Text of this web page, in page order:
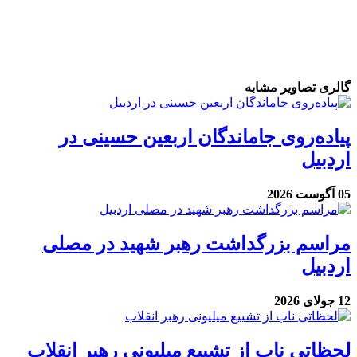
گالری تصاویر مشابه
پیاده‌روی جاماندگان اربعین حسینی در
اردبیل
05 آگوست 2026
مراسم بزرگداشت رهبر شهید در مصلی
اردبیل
12 جولای 2026
لحظاتی ناب از تشییع میلیونی رهبر انقلاب